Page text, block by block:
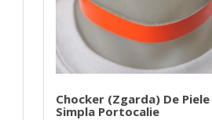
Chocker (zgarda) De Piele
Simpla Portocalie